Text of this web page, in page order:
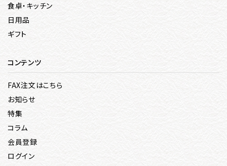
食卓・キッチン
日用品
ギフト
コンテンツ
FAX注文はこちら
お知らせ
特集
コラム
会員登録
ログイン